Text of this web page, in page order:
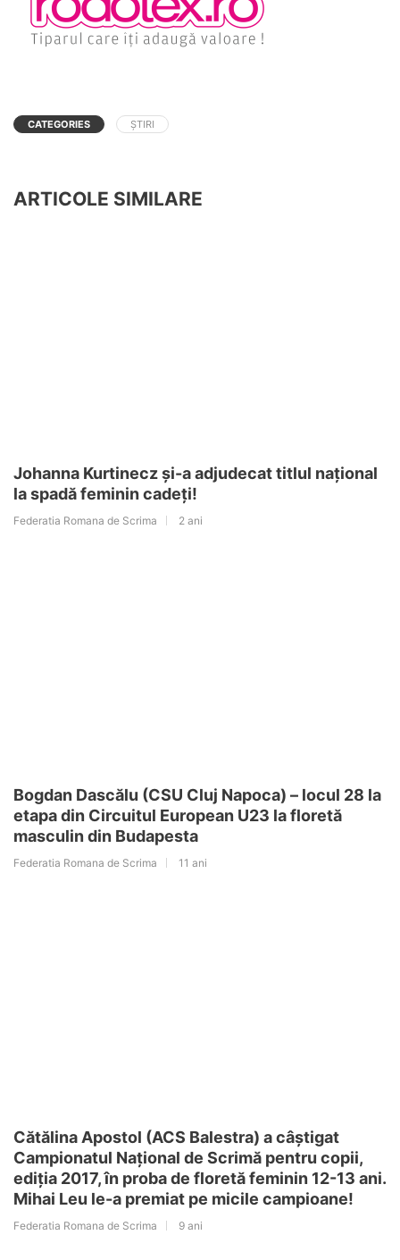
CATEGORIES ȘTIRI
ARTICOLE SIMILARE
Johanna Kurtinecz și-a adjudecat titlul național
la spadă feminin cadeți!
Federatia Romana de Scrima 2 ani
Bogdan Dascălu (CSU Cluj Napoca) – locul 28 la
etapa din Circuitul European U23 la floretă
masculin din Budapesta
Federatia Romana de Scrima 11 ani
Cătălina Apostol (ACS Balestra) a câștigat
Campionatul Național de Scrimă pentru copii,
ediția 2017, în proba de floretă feminin 12-13 ani.
Mihai Leu le-a premiat pe micile campioane!
Federatia Romana de Scrima 9 ani